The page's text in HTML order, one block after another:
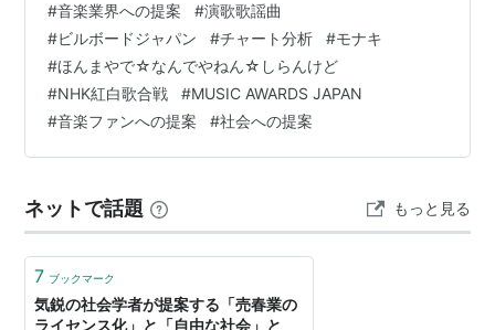
ンルにおける接触指標群の好調、そして総合2週連続ラン
クインは極めて異例です。 (上記CHART insightは有料会
員が確認可能なもので、20位未満の指標順位も明示され
ています(ビルボードジャパンでは有料会員が知り得る情
報の掲載を許可しています)。また、以下に紹介する
CHART …
#音楽業界への提案 #演歌歌謡曲
#ビルボードジャパン #チャート分析 #モナキ
#ほんまやで☆なんでやねん☆しらんけど
#NHK紅白歌合戦 #MUSIC AWARDS JAPAN
#音楽ファンへの提案 #社会への提案
ネットで話題 もっと見る
7 ブックマーク
気鋭の社会学者が提案する「売春業の
ライセンス化」と「自由な社会」と